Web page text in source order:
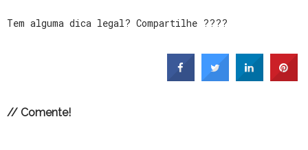
Tem alguma dica legal? Compartilhe ????
// Comente!